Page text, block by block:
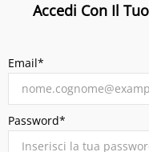
Accedi Con Il
Email*
Password*